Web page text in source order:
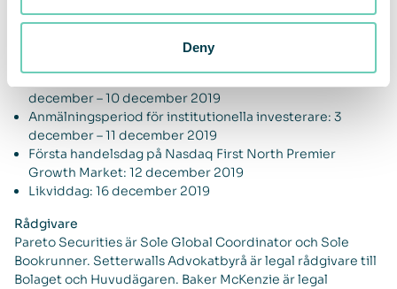
Deny
Preliminär tidsplan
december – 10 december 2019
Anmälningsperiod för institutionella investerare: 3
december – 11 december 2019
Första handelsdag på Nasdaq First North Premier
Growth Market: 12 december 2019
Likviddag: 16 december 2019
Rådgivare
Pareto Securities är Sole Global Coordinator och Sole
Bookrunner. Setterwalls Advokatbyrå är legal rådgivare till
Bolaget och Huvudägaren. Baker McKenzie är legal